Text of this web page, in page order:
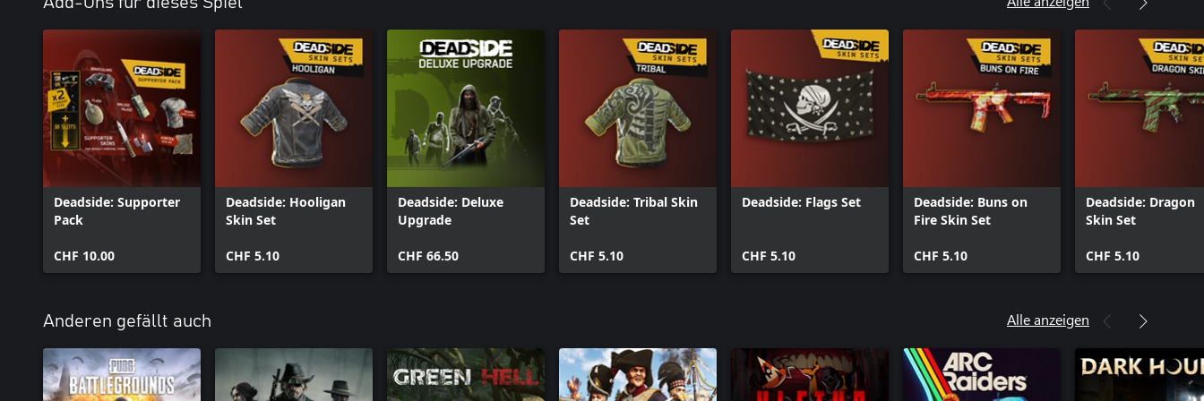
Deadside: Supporter
Pack
CHF 10.00
Deadside: Hooligan
Skin Set
CHF 5.10
Deadside: Deluxe
Upgrade
CHF 66.50
Deadside: Tribal Skin
Set
CHF 5.10
Deadside: Flags Set
CHF 5.10
Deadside: Buns on
Fire Skin Set
CHF 5.10
Deadside: Dragon
Skin Set
CHF 5.10
Anderen gefällt auch Alle anzeigen